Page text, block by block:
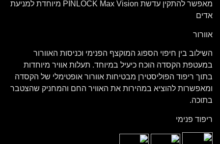
מאפשר להתקין עדשת PINLOCK Max Vision מיוחדת למניעת
אדים
אוורור
השילוב בין חיפוי הספוג המוקצף הפנימי וכניסות האוורור
במעטפת הקסדה הוכח כיעיל במיוחד. תעלות אוויר מיוחדות
בתוך ריפוד הפוליסטירן מבטיחות אוורור אופטימלי של הקסדה
ומאפשרות להוציא במהירות את האוויר החם והמחניק שהצטבר
בתוכה.
ריפוד פנימי